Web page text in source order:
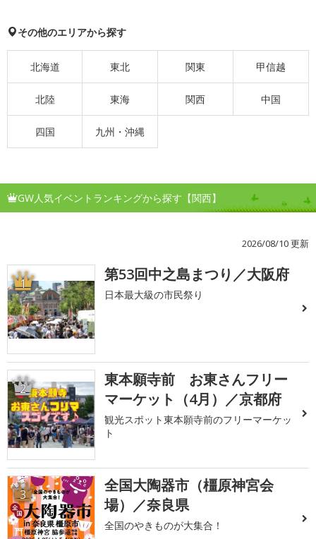
その他のエリアから探す
北海道 東北 関東 甲信越
北陸 東海 関西 中国
四国 九州・沖縄
GW人気イベントランキングから探す【関西】
2026/08/10 更新
1 第53回中之島まつり／大阪府
日本最大級の市民祭り
2
東本願寺前 お東さんフリー
マーケット（4月）／京都府
観光スポット東本願寺前のフリーマーケッ
ト
3
全国大陶器市（橿原神宮会
場）／奈良県
全国のやきものが大集合！